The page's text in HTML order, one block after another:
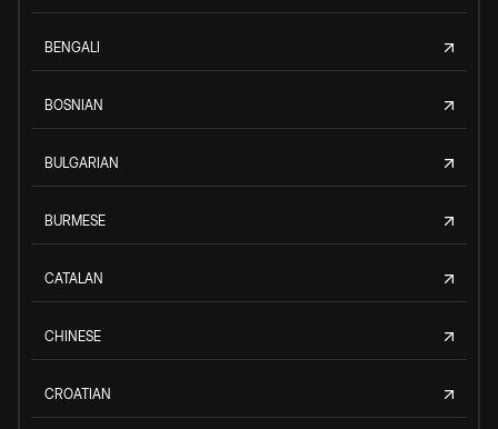
BENGALI
BOSNIAN
BULGARIAN
BURMESE
CATALAN
CHINESE
CROATIAN